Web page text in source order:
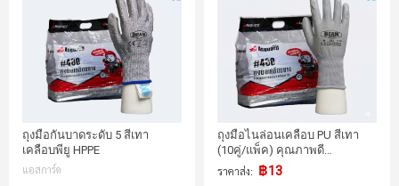
ถุงมือกันบาดระดับ 5 สีเทา
เคลือบพียู HPPE
แอสการ์ด
ถุงมือไนล่อนเคลือบ PU สีเทา
(10คู่/แพ็ค) คุณภาพดี…
ราคาส่ง ฿13